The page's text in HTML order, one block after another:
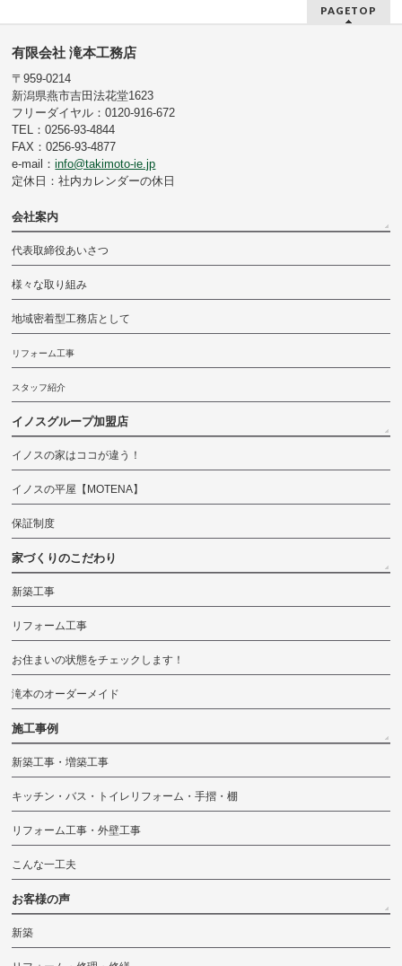
PAGETOP
有限会社 滝本工務店
〒959-0214
新潟県燕市吉田法花堂1623
フリーダイヤル：0120-916-672
TEL：0256-93-4844
FAX：0256-93-4877
e-mail：info@takimoto-ie.jp
定休日：社内カレンダーの休日
会社案内
代表取締役あいさつ
様々な取り組み
地域密着型工務店として
リフォーム工事
スタッフ紹介
イノスグループ加盟店
イノスの家はココが違う！
イノスの平屋【MOTENA】
保証制度
家づくりのこだわり
新築工事
リフォーム工事
お住まいの状態をチェックします！
滝本のオーダーメイド
施工事例
新築工事・増築工事
キッチン・バス・トイレリフォーム・手摺・棚
リフォーム工事・外壁工事
こんな一工夫
お客様の声
新築